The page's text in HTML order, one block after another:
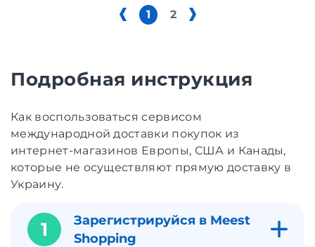
1 2
Подробная инструкция
Как воспользоваться сервисом
международной доставки покупок из
интернет-магазинов Европы, США и Канады,
которые не осуществляют прямую доставку в
Украину.
1
Зарегистрируйся в Meest
Shopping